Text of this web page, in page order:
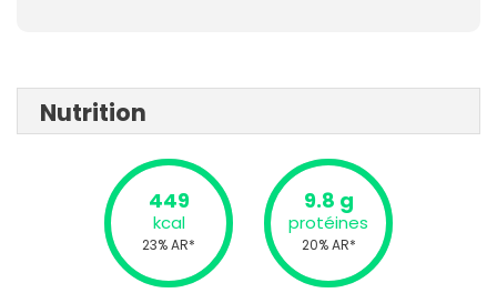
Nutrition
449
kcal
23% AR*
9.8 g
protéines
20% AR*